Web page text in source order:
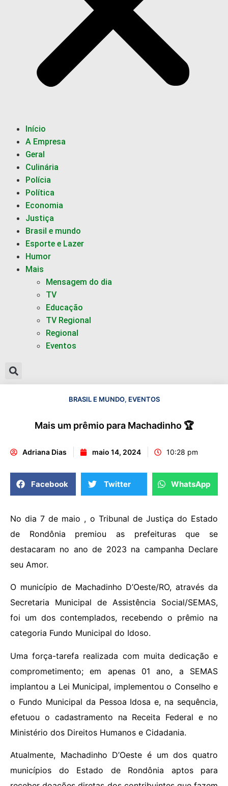
Início
A Empresa
Geral
Culinária
Polícia
Política
Economia
Justiça
Brasil e mundo
Esporte e Lazer
Humor
Mais
Mensagem do dia
TV
Educação
TV Regional
Regional
Eventos
BRASIL E MUNDO, EVENTOS
Mais um prêmio para Machadinho 🏆
Adriana Dias maio 14, 2024 10:28 pm
Facebook Twitter WhatsApp
No dia 7 de maio , o Tribunal de Justiça do Estado
de Rondônia premiou as prefeituras que se
destacaram no ano de 2023 na campanha Declare
seu Amor.
O município de Machadinho D’Oeste/RO, através da
Secretaria Municipal de Assistência Social/SEMAS,
foi um dos contemplados, recebendo o prêmio na
categoria Fundo Municipal do Idoso.
Uma força-tarefa realizada com muita dedicação e
comprometimento; em apenas 01 ano, a SEMAS
implantou a Lei Municipal, implementou o Conselho e
o Fundo Municipal da Pessoa Idosa e, na sequência,
efetuou o cadastramento na Receita Federal e no
Ministério dos Direitos Humanos e Cidadania.
Atualmente, Machadinho D’Oeste é um dos quatro
municípios do Estado de Rondônia aptos para